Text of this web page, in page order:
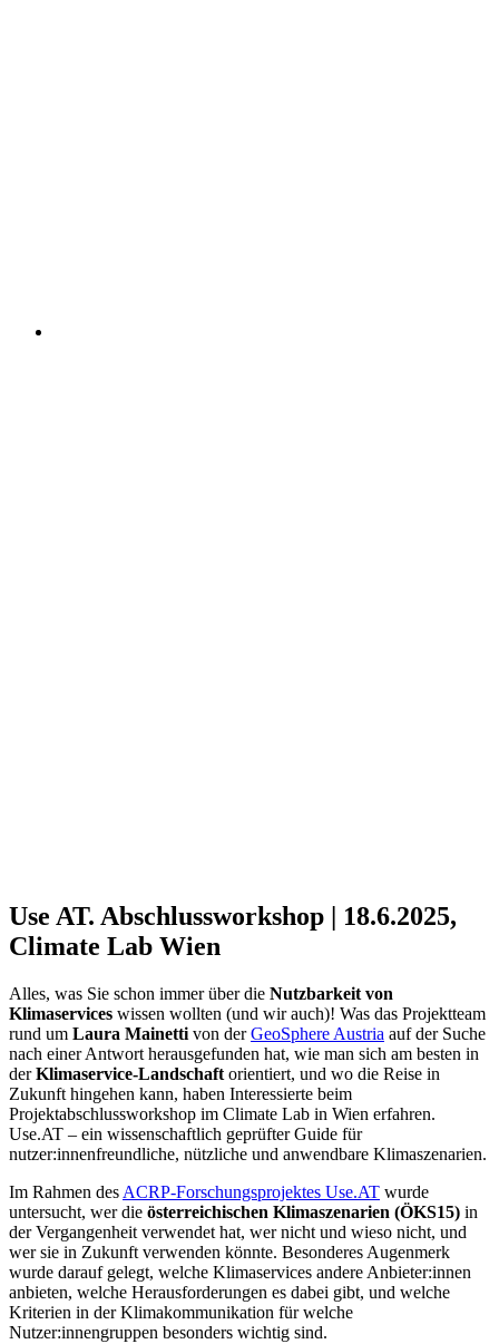
Use AT. Abschlussworkshop
18.6.2025,
Climate Lab Wien
Alles, was Sie schon immer über die Nutzbarkeit von
Klimaservices wissen wollten (und wir auch)! Was das Projektteam
rund um Laura Mainetti von derGeoSphere Austria auf der Suche
nach einer Antwort herausgefunden hat, wie man sich am besten in
derKlimaservice-Landschaft orientiert, und wo die Reise in
Zukunft hingehen kann, haben Interessierte beim
Projektabschlussworkshop im Climate Lab in Wien erfahren.
Use.AT – ein wissenschaftlich geprüfter Guide für
nutzer:innenfreundliche, nützliche und anwendbare Klimaszenarien.
Im Rahmen des ACRP-Forschungsprojektes Use.AT wurde
untersucht, wer die österreichischen Klimaszenarien (ÖKS15) in
der Vergangenheit verwendet hat, wer nicht und wieso nicht, und
wer sie in Zukunft verwenden könnte. Besonderes Augenmerk
wurde darauf gelegt, welche Klimaservices andere Anbieter:innen
anbieten, welche Herausforderungen es dabei gibt, und welche
Kriterien in der Klimakommunikation für welche
Nutzer:innengruppen besonders wichtig sind.